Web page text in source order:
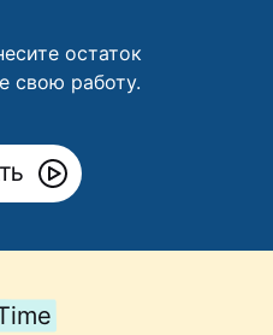
остаток
свою работу.